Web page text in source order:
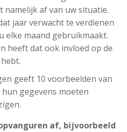
af van uw situatie.
jaar verwacht te verdienen
elke maand gebruikmaakt.
heeft dat ook invloed op de
geeft 10 voorbeelden van
gegevens moeten
af, bijvoorbeeld